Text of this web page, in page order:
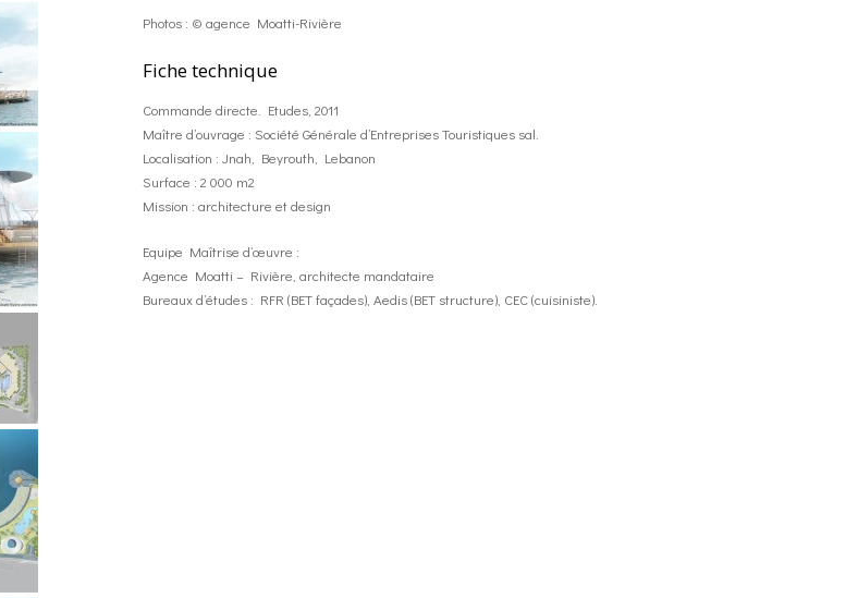
Photos : © agence Moatti-Rivière
Fiche technique
Commande directe. Etudes, 2011
Maître d’ouvrage : Société Générale d’Entreprises Touristiques sal.
Localisation : Jnah, Beyrouth, Lebanon
Surface : 2 000 m2
Mission : architecture et design
Equipe Maîtrise d’œuvre :
Agence Moatti – Rivière, architecte mandataire
Bureaux d’études : RFR (BET façades), Aedis (BET structure), CEC (cuisiniste).